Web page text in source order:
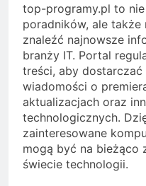
top-programy.pl to
poradników, ale także
znaleźć najnowsze
branży IT. Portal
treści, aby
wiadomości o
aktualizacjach oraz
technologicznych.
zainteresowane
mogą być na bieżąco
świecie technologii.